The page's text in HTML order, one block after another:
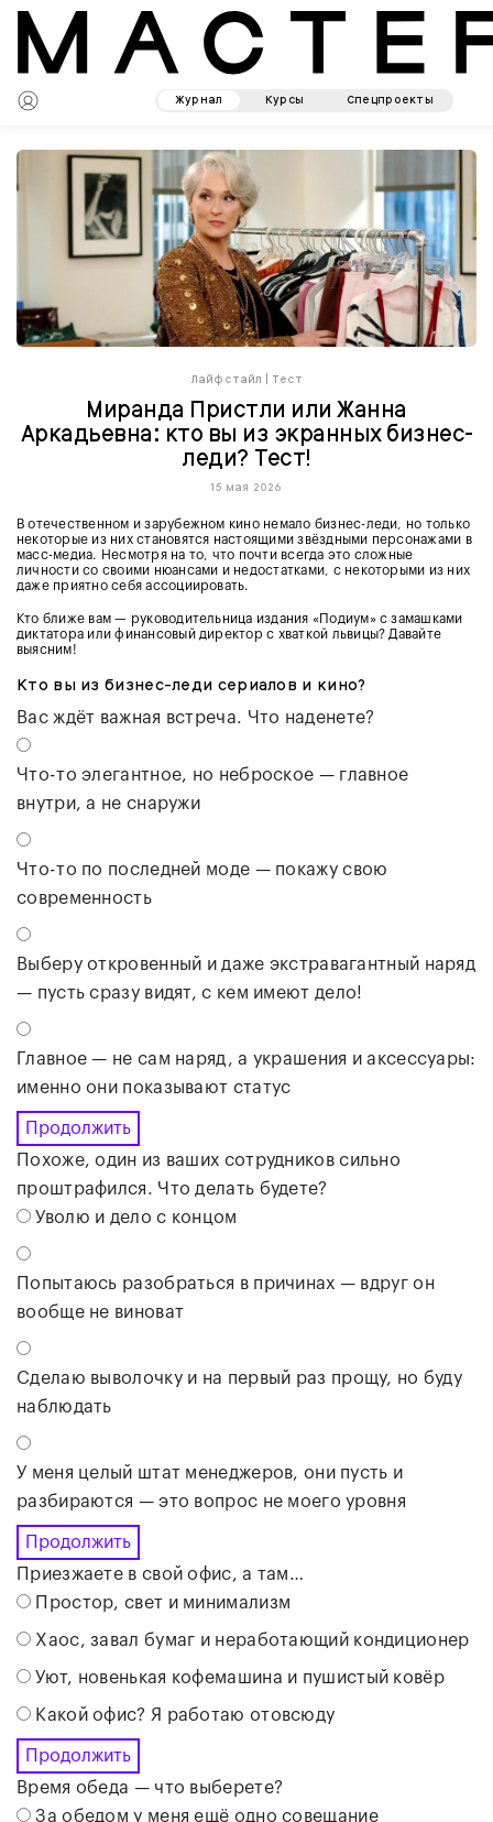
Журнал Курсы Спецпроекты
Лайфстайл Тест
Миранда Пристли или Жанна
Аркадьевна: кто вы из экранных бизнес-
леди? Тест!
15 мая 2026
В отечественном и зарубежном кино немало бизнес-леди, но только
некоторые из них становятся настоящими звёздными персонажами в
масс-медиа. Несмотря на то, что почти всегда это сложные
личности со своими нюансами и недостатками, с некоторыми из них
даже приятно себя ассоциировать.
Кто ближе вам — руководительница издания «Подиум» с замашками
диктатора или финансовый директор с хваткой львицы? Давайте
выясним!
Кто вы из бизнес-леди сериалов и кино?
Вас ждёт важная встреча. Что наденете?
Что-то элегантное, но неброское — главное
внутри, а не снаружи
Что-то по последней моде — покажу свою
современность
Выберу откровенный и даже экстравагантный наряд
— пусть сразу видят, с кем имеют дело!
Главное — не сам наряд, а украшения и аксессуары:
именно они показывают статус
Продолжить
Похоже, один из ваших сотрудников сильно
проштрафился. Что делать будете?
Уволю и дело с концом
Попытаюсь разобраться в причинах — вдруг он
вообще не виноват
Сделаю выволочку и на первый раз прощу, но буду
наблюдать
У меня целый штат менеджеров, они пусть и
разбираются — это вопрос не моего уровня
Продолжить
Приезжаете в свой офис, а там…
Простор, свет и минимализм
Хаос, завал бумаг и неработающий кондиционер
Уют, новенькая кофемашина и пушистый ковёр
Какой офис? Я работаю отовсюду
Продолжить
Время обеда — что выберете?
За обедом у меня ещё одно совещание